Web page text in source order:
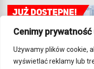
Cenimy
Używamy plików cookie,
wyświetlać reklamy lub